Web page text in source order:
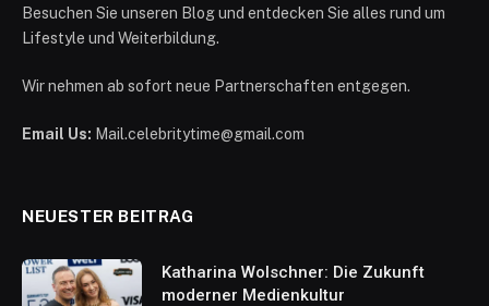
Besuchen Sie unseren Blog und entdecken Sie alles rund um
Lifestyle und Weiterbildung.
Wir nehmen ab sofort neue Partnerschaften entgegen.
Email Us: Mail.celebritytime@gmail.com
NEUESTER BEITRAG
Katharina Wolschner: Die Zukunft
moderner Medienkultur